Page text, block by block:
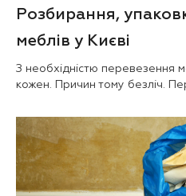
Розбирання,
меблів у Києві
З необхідністю перевезення
кожен. Причин тому безліч.